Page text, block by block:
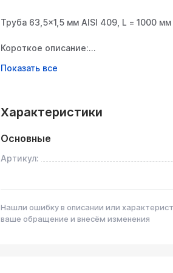
Труба 63,5×1,5 мм AISI 409, L = 1000 мм
Короткое описание:
ферритной нержавеющей стали AISI
Материал: AISI 409 (ферритная
Внешний диаметр 63,5 мм, толщина
Характеристики
Основные
Артикул:
Нашли ошибку в описании или
ваше обращение и внесём изменения